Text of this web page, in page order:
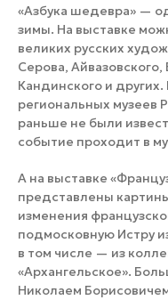
«Азбука шедевра» —
зимы. На выставке
великих русских
Серова,
Кандинского и
региональных музеев
раньше не были
событие проходит в
А на выставке
представлены
изменения
подмосковную Истру
в том числе — из
«Архангельское».
Николаем